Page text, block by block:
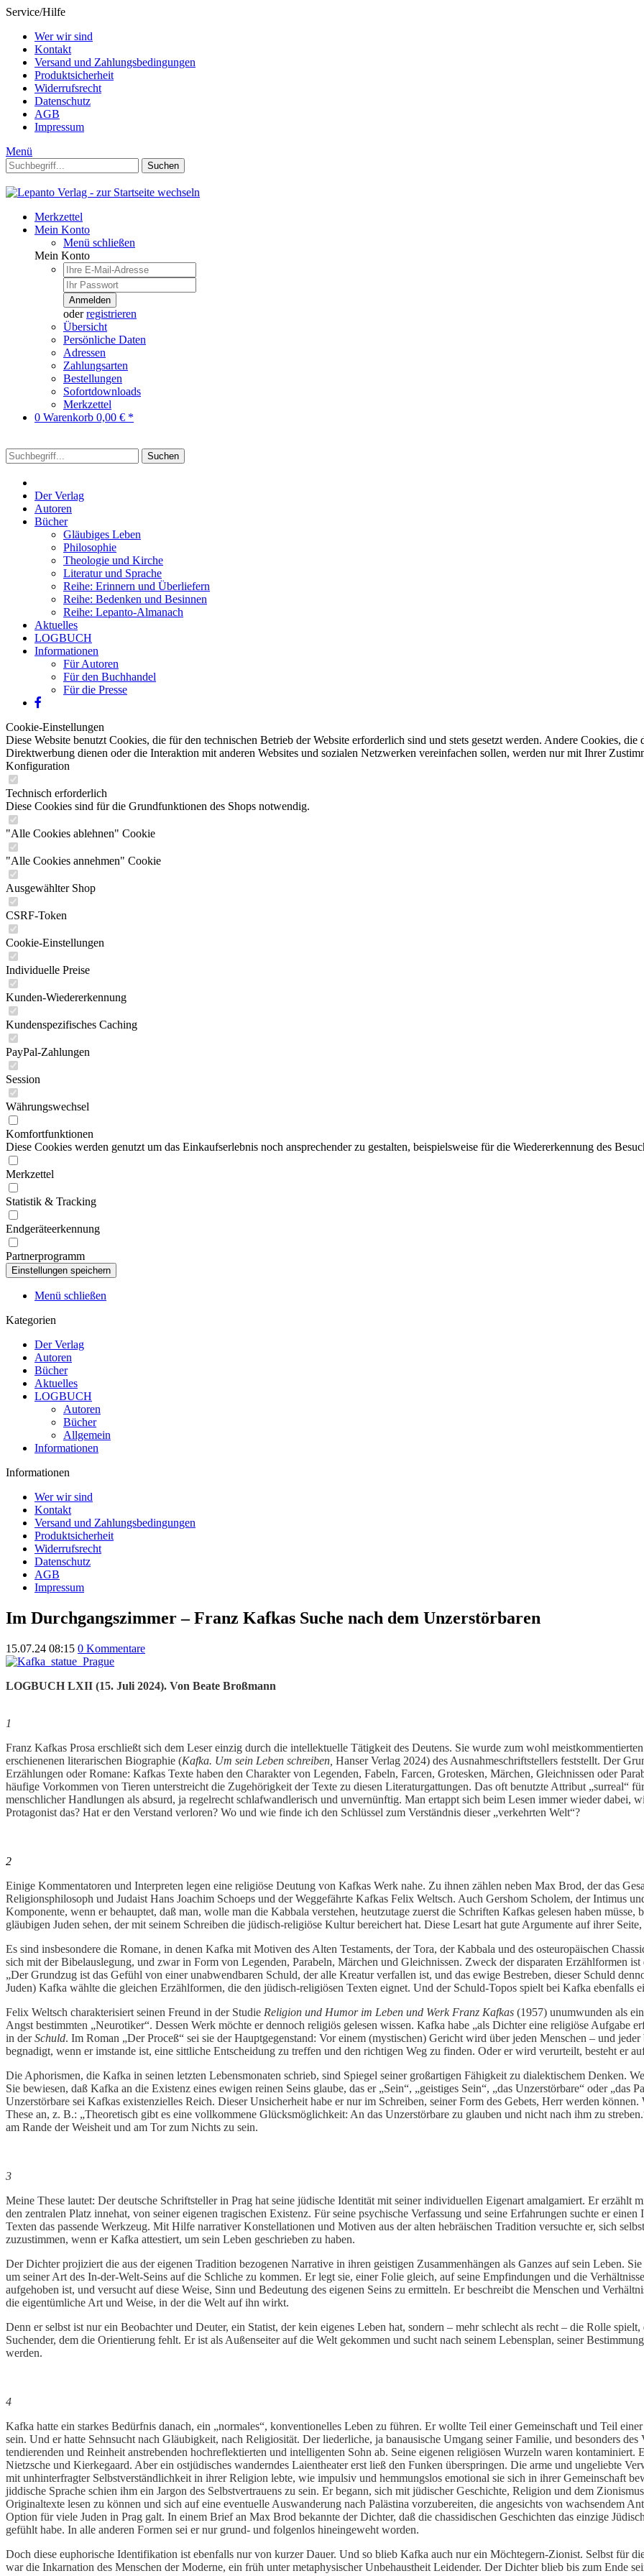
Service/Hilfe
Wer wir sind
Kontakt
Versand und Zahlungsbedingungen
Produktsicherheit
Widerrufsrecht
Datenschutz
AGB
Impressum
Menü
Suchen
Merkzettel
Mein Konto
Menü schließen
Mein Konto
Anmelden
oderregistrieren
Übersicht
Persönliche Daten
Adressen
Zahlungsarten
Bestellungen
Sofortdownloads
Merkzettel
0 Warenkorb 0,00 € *
Suchen
Der Verlag
Autoren
Bücher
Gläubiges Leben
Philosophie
Theologie und Kirche
Literatur und Sprache
Reihe: Erinnern und Überliefern
Reihe: Bedenken und Besinnen
Reihe: Lepanto-Almanach
Aktuelles
LOGBUCH
Informationen
Für Autoren
Für den Buchhandel
Für die Presse
Cookie-Einstellungen
Diese Website benutzt Cookies, die für den technischen Betrieb der Website erforderlich sind und stets gesetzt werden. Andere Cookies,
Direktwerbung dienen oder die Interaktion mit anderen Websites und sozialen Netzwerken vereinfachen sollen, werden nur mit Ihrer
Konfiguration
Technisch erforderlich
Diese Cookies sind für die Grundfunktionen des Shops notwendig.
"Alle Cookies ablehnen" Cookie
"Alle Cookies annehmen" Cookie
Ausgewählter Shop
CSRF-Token
Cookie-Einstellungen
Individuelle Preise
Kunden-Wiedererkennung
Kundenspezifisches Caching
PayPal-Zahlungen
Session
Währungswechsel
Komfortfunktionen
Diese Cookies werden genutzt um das Einkaufserlebnis noch ansprechender zu gestalten, beispielsweise für die Wiedererkennung des
Merkzettel
Statistik & Tracking
Endgeräteerkennung
Partnerprogramm
Menü schließen
Kategorien
Der Verlag
Autoren
Bücher
Aktuelles
LOGBUCH
Autoren
Bücher
Allgemein
Informationen
Informationen
Wer wir sind
Kontakt
Versand und Zahlungsbedingungen
Produktsicherheit
Widerrufsrecht
Datenschutz
AGB
Impressum
Im Durchgangszimmer – Franz Kafkas Suche nach dem Unzerstörbaren
15.07.24 08:15 0 Kommentare
LOGBUCH LXII (15. Juli 2024). Von Beate Broßmann
1
Franz Kafkas Prosa erschließt sich dem Leser einzig durch die intellektuelle Tätigkeit des Deutens. Sie wurde zum wohl
erschienenen literarischen Biographie (Kafka. Um sein Leben schreiben, Hanser Verlag 2024) des Ausnahmeschriftstellers feststellt. Der
Erzählungen oder Romane: Kafkas Texte haben den Charakter von Legenden, Fabeln, Farcen, Grotesken, Märchen, Gleichnissen oder
häufige Vorkommen von Tieren unterstreicht die Zugehörigkeit der Texte zu diesen Literaturgattungen. Das oft benutzte Attribut „surreal“
menschlicher Handlungen als absurd, ja regelrecht schlafwandlerisch und unvernünftig. Man ertappt sich beim Lesen immer wieder dabei,
Protagonist das? Hat er den Verstand verloren? Wo und wie finde ich den Schlüssel zum Verständnis dieser „verkehrten Welt“?
2
Einige Kommentatoren und Interpreten legen eine religiöse Deutung von Kafkas Werk nahe. Zu ihnen zählen neben Max Brod, der das
Religionsphilosoph und Judaist Hans Joachim Schoeps und der Weggefährte Kafkas Felix Weltsch. Auch Gershom Scholem, der Intimus
Komponente, wenn er behauptet, daß man, wolle man die Kabbala verstehen, heutzutage zuerst die Schriften Kafkas gelesen haben
gläubigen Juden sehen, der mit seinem Schreiben die jüdisch-religiöse Kultur bereichert hat. Diese Lesart hat gute Argumente auf ihrer
Es sind insbesondere die Romane, in denen Kafka mit Motiven des Alten Testaments, der Tora, der Kabbala und des osteuropäischen
sich mit der Bibelauslegung, und zwar in Form von Legenden, Parabeln, Märchen und Gleichnissen. Zweck der disparaten Erzählformen
„Der Grundzug ist das Gefühl von einer unabwendbaren Schuld, der alle Kreatur verfallen ist, und das ewige Bestreben, dieser Schuld
Juden) Kafka wählte die gleichen Erzählformen, die den jüdisch-religiösen Texten eignet. Und der Schuld-Topos spielt bei Kafka ebenfalls
Felix Weltsch charakterisiert seinen Freund in der Studie Religion und Humor im Leben und Werk Franz Kafkas (1957) unumwunden als
Angst bestimmten „Neurotiker“. Dessen Werk möchte er dennoch religiös gelesen wissen. Kafka habe „als Dichter eine religiöse
in derSchuld. Im Roman „Der Proceß“ sei sie der Hauptgegenstand: Vor einem (mystischen) Gericht wird über jeden Menschen – und
begnadigt, wenn er imstande ist, eine sittliche Entscheidung zu treffen und den richtigen Weg zu finden. Oder er wird verurteilt, besteht er
Die Aphorismen, die Kafka in seinen letzten Lebensmonaten schrieb, sind Spiegel seiner großartigen Fähigkeit zu dialektischem Denken.
Sie bewiesen, daß Kafka an die Existenz eines ewigen reinen Seins glaube, das er „Sein“, „geistiges Sein“, „das Unzerstörbare“ oder „das
Unzerstörbare sei Kafkas existenzielles Reich. Dieser Unsicherheit habe er nur im Schreiben, seiner Form des Gebets, Herr werden
These an, z. B.: „Theoretisch gibt es eine vollkommene Glücksmöglichkeit: An das Unzerstörbare zu glauben und nicht nach ihm zu
am Rande der Weisheit und am Tor zum Nichts zu sein.
3
Meine These lautet: Der deutsche Schriftsteller in Prag hat seine jüdische Identität mit seiner individuellen Eigenart amalgamiert. Er
den zentralen Platz innehat, von seiner eigenen tragischen Existenz. Für seine psychische Verfassung und seine Erfahrungen suchte er
Texten das passende Werkzeug. Mit Hilfe narrativer Konstellationen und Motiven aus der alten hebräischen Tradition versuchte er, sich
zuzustimmen, wenn er Kafka attestiert, um sein Leben geschrieben zu haben.
Der Dichter projiziert die aus der eigenen Tradition bezogenen Narrative in ihren geistigen Zusammenhängen als Ganzes auf sein Leben.
um seiner Art des In-der-Welt-Seins auf die Schliche zu kommen. Er legt sie, einer Folie gleich, auf seine Empfindungen und die
aufgehoben ist, und versucht auf diese Weise, Sinn und Bedeutung des eigenen Seins zu ermitteln. Er beschreibt die Menschen und
die eigentümliche Art und Weise, in der die Welt auf ihn wirkt.
Denn er selbst ist nur ein Beobachter und Deuter, ein Statist, der kein eigenes Leben hat, sondern – mehr schlecht als recht – die Rolle
Suchender, dem die Orientierung fehlt. Er ist als Außenseiter auf die Welt gekommen und sucht nach seinem Lebensplan, seiner
werden.
4
Kafka hatte ein starkes Bedürfnis danach, ein „normales“, konventionelles Leben zu führen. Er wollte Teil einer Gemeinschaft und Teil
sein. Und er hatte Sehnsucht nach Gläubigkeit, nach Religiosität. Der liederliche, ja banausische Umgang seiner Familie, und besonders
tendierenden und Reinheit anstrebenden hochreflektierten und intelligenten Sohn ab. Seine eigenen religiösen Wurzeln waren
Nietzsche und Kierkegaard. Aber ein ostjüdisches wanderndes Laientheater erst ließ den Funken überspringen. Die arme und ungeliebte
mit unhinterfragter Selbstverständlichkeit in ihrer Religion lebte, wie impulsiv und hemmungslos emotional sie sich in ihrer Gemeinschaft
jiddische Sprache schien ihm ein Jargon des Selbstvertrauens zu sein. Er begann, sich mit jüdischer Geschichte, Religion und dem
Originaltexte lesen zu können und sich auf eine eventuelle Auswanderung nach Palästina vorzubereiten, die angesichts von wachsendem
Option für viele Juden in Prag galt. In einem Brief an Max Brod bekannte der Dichter, daß die chassidischen Geschichten das einzige
gefühlt habe. In alle anderen Formen sei er nur grund- und folgenlos hineingeweht worden.
Doch diese euphorische Identifikation ist ebenfalls nur von kurzer Dauer. Und so blieb Kafka auch nur ein Möchtegern-Zionist. Selbst für
war die Inkarnation des Menschen der Moderne, ein früh unter metaphysischer Unbehaustheit Leidender. Der Dichter blieb bis zum Ende